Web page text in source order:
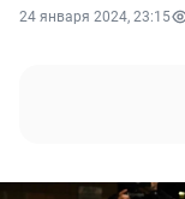
24 января 2024, 23:15